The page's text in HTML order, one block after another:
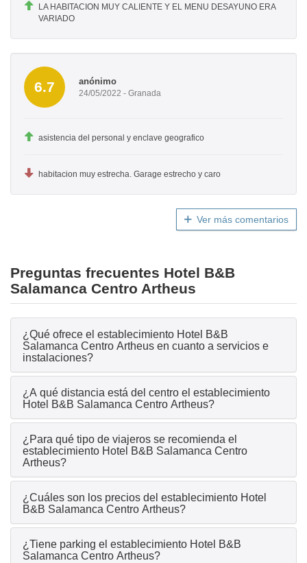
LA HABITACION MUY CALIENTE Y EL MENU DESAYUNO ERA
VARIADO
6.7 anónimo
24/05/2022 - Granada
asistencia del personal y enclave geografico
habitacion muy estrecha. Garage estrecho y caro
Ver más comentarios
Preguntas frecuentes Hotel B&B
Salamanca Centro Artheus
¿Qué ofrece el establecimiento Hotel B&B
Salamanca Centro Artheus en cuanto a servicios e
instalaciones?
¿A qué distancia está del centro el establecimiento
Hotel B&B Salamanca Centro Artheus?
¿Para qué tipo de viajeros se recomienda el
establecimiento Hotel B&B Salamanca Centro
Artheus?
¿Cuáles son los precios del establecimiento Hotel
B&B Salamanca Centro Artheus?
¿Tiene parking el establecimiento Hotel B&B
Salamanca Centro Artheus?